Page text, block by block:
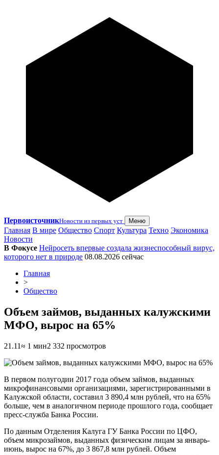
ПервоисточникНовости из первых уст Меню
Главная В мире Общество Спорт Культура Техно Экономика
Новости
В Фокусе Нейросеть впервые создала жизнеспособный вирус,
которого нет в природе 08.08.2026 сейчас
Главная
>
Общество
Объем займов, выданных калужскими
МФО, вырос на 65%
21.11≈ 1 мин2 332 просмотров
В первом полугодии 2017 года объем займов, выданных
микрофинансовыми организациями, зарегистрированными в
Калужской области, составил 3 890,4 млн рублей, что на 65%
больше, чем в аналогичном периоде прошлого года, сообщает
пресс-служба Банка России.
По данным Отделения Калуга ГУ Банка России по ЦФО,
объем микрозаймов, выданных физическим лицам за январь-
июнь, вырос на 67%, до 3 867,8 млн рублей. Объем